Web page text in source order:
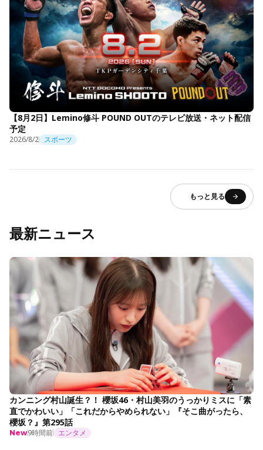
【8月2日】Lemino修斗 POUND OUTのテレビ放送・ネット配信
予定
2026/8/2 スポーツ
もっと見る
最新ニュース
カンニング村山誕生？！ 櫻坂46・村山美羽のうっかりミスに「素
直でかわいい」「これだからやめられない」『そこ曲がったら、
櫻坂？』第295話
New9時間前 エンタメ